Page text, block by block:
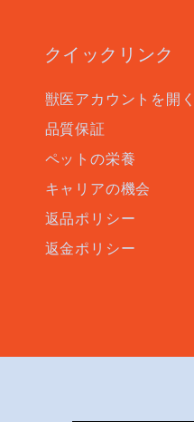
クイックリンク
獣医アカウントを開く
品質保証
ペットの栄養
キャリアの機会
返品ポリシー
返金ポリシー